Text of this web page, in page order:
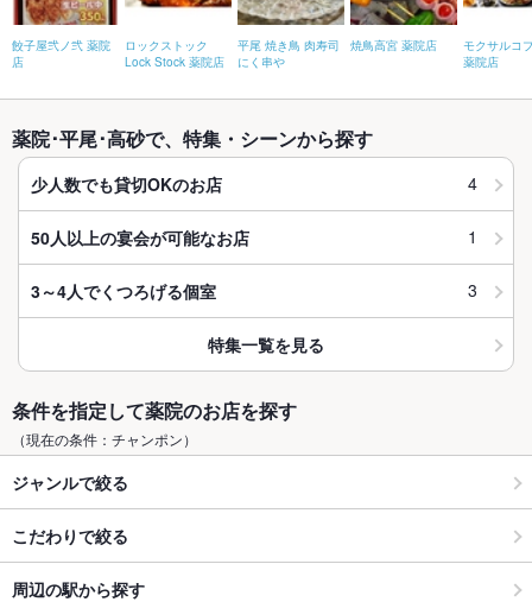
餃子屋弐ノ弐 薬院
店
ロックストック
Lock Stock 薬院店
平尾 焼き鳥 肉寿司
にく串や
焼鳥高宮 薬院店
モクサルコ
薬院店
薬院･平尾･高砂で、特集・シーンから探す
少人数でも貸切OKのお店 4
50人以上の宴会が可能なお店 1
3～4人でくつろげる個室 3
特集一覧を見る
条件を指定して薬院のお店を探す
（現在の条件：チャンポン）
ジャンルで絞る
こだわりで絞る
周辺の駅から探す